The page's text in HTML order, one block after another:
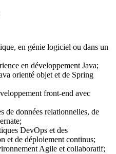
en génie logiciel ou dans un
en développement Java;
orienté objet et de Spring
front-end avec
de données relationnelles, de
DevOps et des
et de déploiement continus;
Agile et collaboratif;